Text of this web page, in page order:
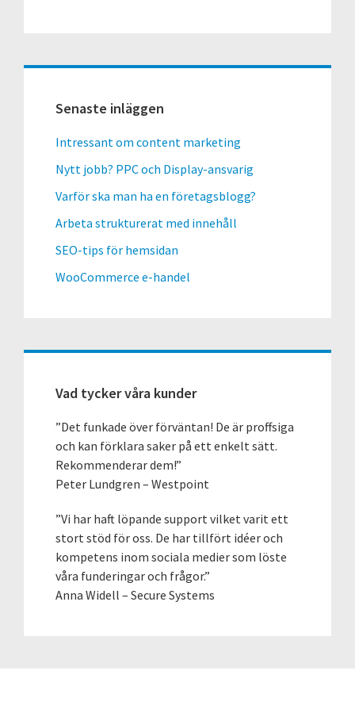
Senaste inläggen
Intressant om content marketing
Nytt jobb? PPC och Display-ansvarig
Varför ska man ha en företagsblogg?
Arbeta strukturerat med innehåll
SEO-tips för hemsidan
WooCommerce e-handel
Vad tycker våra kunder
”Det funkade över förväntan! De är proffsiga
och kan förklara saker på ett enkelt sätt.
Rekommenderar dem!”
Peter Lundgren – Westpoint
”Vi har haft löpande support vilket varit ett
stort stöd för oss. De har tillfört idéer och
kompetens inom sociala medier som löste
våra funderingar och frågor.”
Anna Widell – Secure Systems